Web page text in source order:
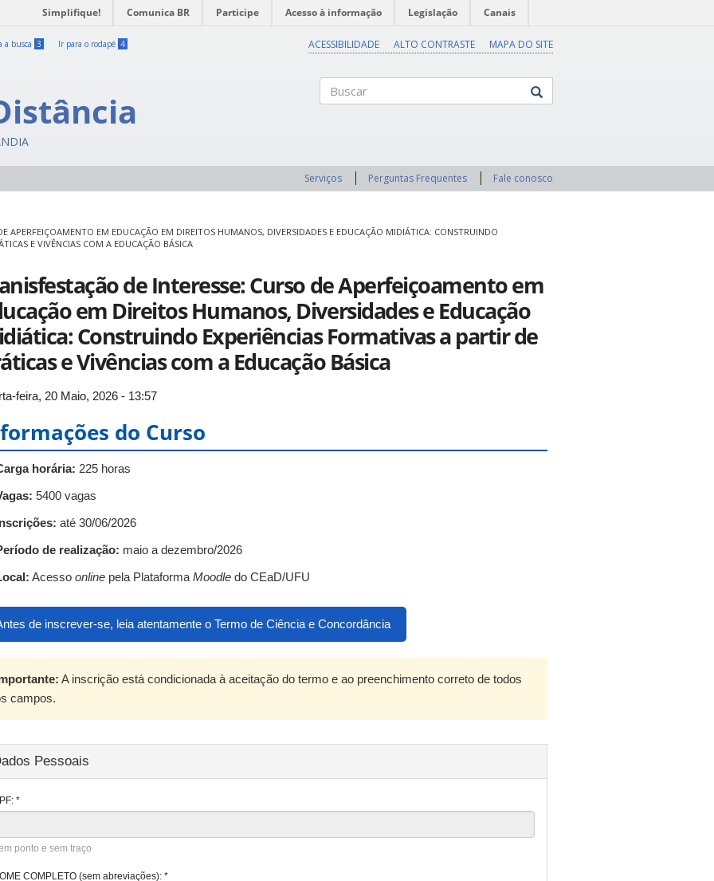
Simplifique! Comunica BR Participe Acesso à informação Legislação Canais
a busca 3 Ir para o rodapé 4 ACESSIBILIDADE ALTO CONTRASTE MAPA DO SITE
Serviços Perguntas Frequentes Fale conosco
APERFEIÇOAMENTO EM EDUCAÇÃO EM DIREITOS HUMANOS, DIVERSIDADES E EDUCAÇÃO MIDIÁTICA: CONSTRUINDO
E VIVÊNCIAS COM A EDUCAÇÃO BÁSICA
de Interesse: Curso de Aperfeiçoamento em
em Direitos Humanos, Diversidades e Educação
Construindo Experiências Formativas a partir de
e Vivências com a Educação Básica
feira, 20 Maio, 2026 - 13:57
do Curso
horária: 225 horas
5400 vagas
até 30/06/2026
de realização: maio a dezembro/2026
Acesso online pela Plataforma Moodle do CEaD/UFU
de inscrever-se, leia atentamente o Termo de Ciência e Concordância
A inscrição está condicionada à aceitação do termo e ao preenchimento correto de todos
campos.
Pessoais
*
ponto e sem traço
COMPLETO (sem abreviações): *